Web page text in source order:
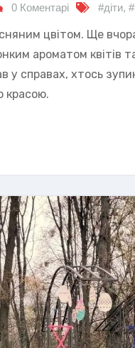
0 Коментарі #діти,
цвітом. Ще
ароматом
у справах, хтось
красою.